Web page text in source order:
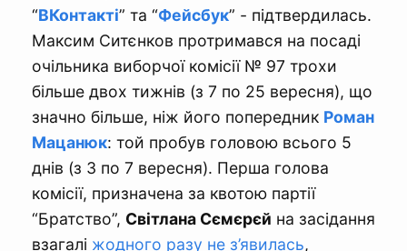
“ВКонтакті” та “Фейсбук” - підтвердилась.
Максим Ситєнков протримався на посаді
очільника виборчої комісії № 97 трохи
більше двох тижнів (з 7 по 25 вересня), що
значно більше, ніж його попередник Роман
Мацанюк: той пробув головою всього 5
днів (з 3 по 7 вересня). Перша голова
комісії, призначена за квотою партії
“Братство”, Світлана Сємєрєй на засідання
взагалі жодного разу не з’явилась,